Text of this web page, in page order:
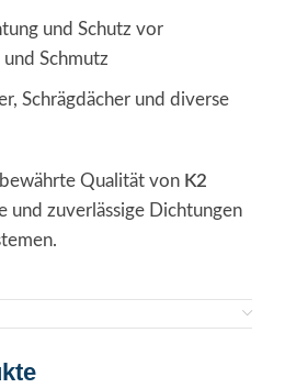
und Schutz vor
Schmutz
Schrägdächer und diverse
Qualität von K2
und zuverlässige Dichtungen